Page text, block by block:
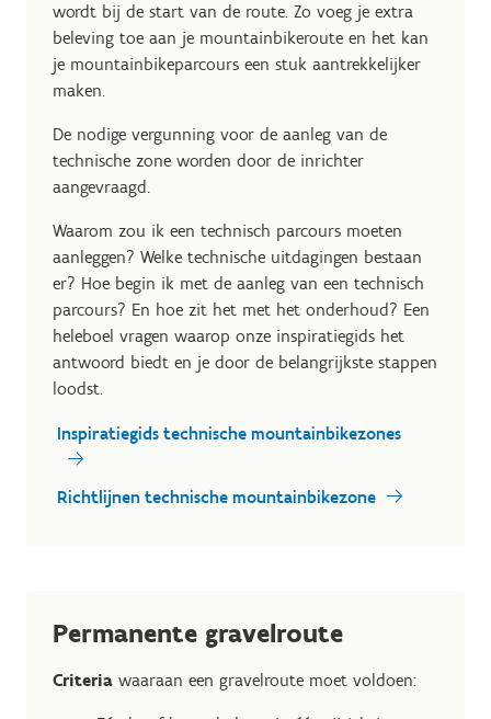
wordt bij de start van de route. Zo voeg je extra
beleving toe aan je mountainbikeroute en het kan
je mountainbikeparcours een stuk aantrekkelijker
maken.
De nodige vergunning voor de aanleg van de
technische zone worden door de inrichter
aangevraagd.
Waarom zou ik een technisch parcours moeten
aanleggen? Welke technische uitdagingen bestaan
er? Hoe begin ik met de aanleg van een technisch
parcours? En hoe zit het met het onderhoud? Een
heleboel vragen waarop onze inspiratiegids het
antwoord biedt en je door de belangrijkste stappen
loodst.
Inspiratiegids technische mountainbikezones
Richtlijnen technische mountainbikezone
Permanente gravelroute
Criteria waaraan een gravelroute moet voldoen: